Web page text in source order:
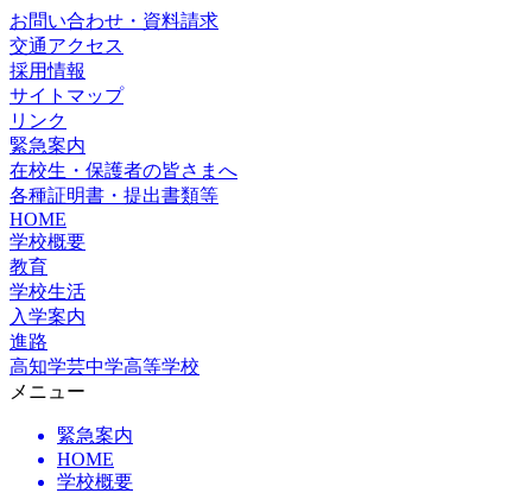
お問い合わせ・資料請求
交通アクセス
採用情報
サイトマップ
リンク
緊急案内
在校生・保護者の皆さまへ
各種証明書・提出書類等
HOME
学校概要
教育
学校生活
入学案内
進路
高知学芸中学高等学校
メニュー
緊急案内
HOME
学校概要